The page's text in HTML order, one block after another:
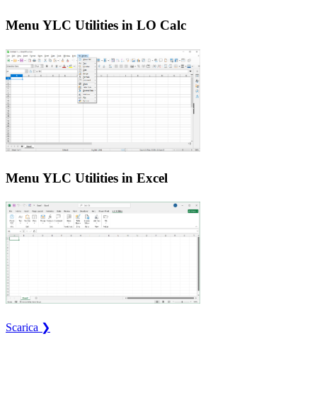
Menu YLC Utilities in LO Calc
Menu YLC Utilities in Excel
Scarica ❯